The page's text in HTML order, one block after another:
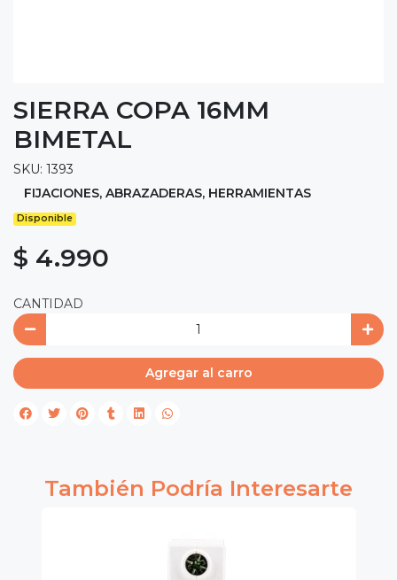
SIERRA COPA 16MM
BIMETAL
SKU: 1393
FIJACIONES, ABRAZADERAS, HERRAMIENTAS
Disponible
$ 4.990
CANTIDAD
Agregar al carro
También Podría Interesarte